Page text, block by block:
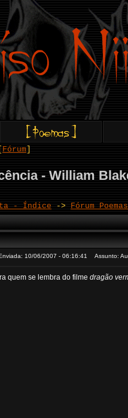
Fórum
- William
- Índice -> Fórum
10/06/2007 - 06:16:41 Assunto:
quem se lembra do filme dragão